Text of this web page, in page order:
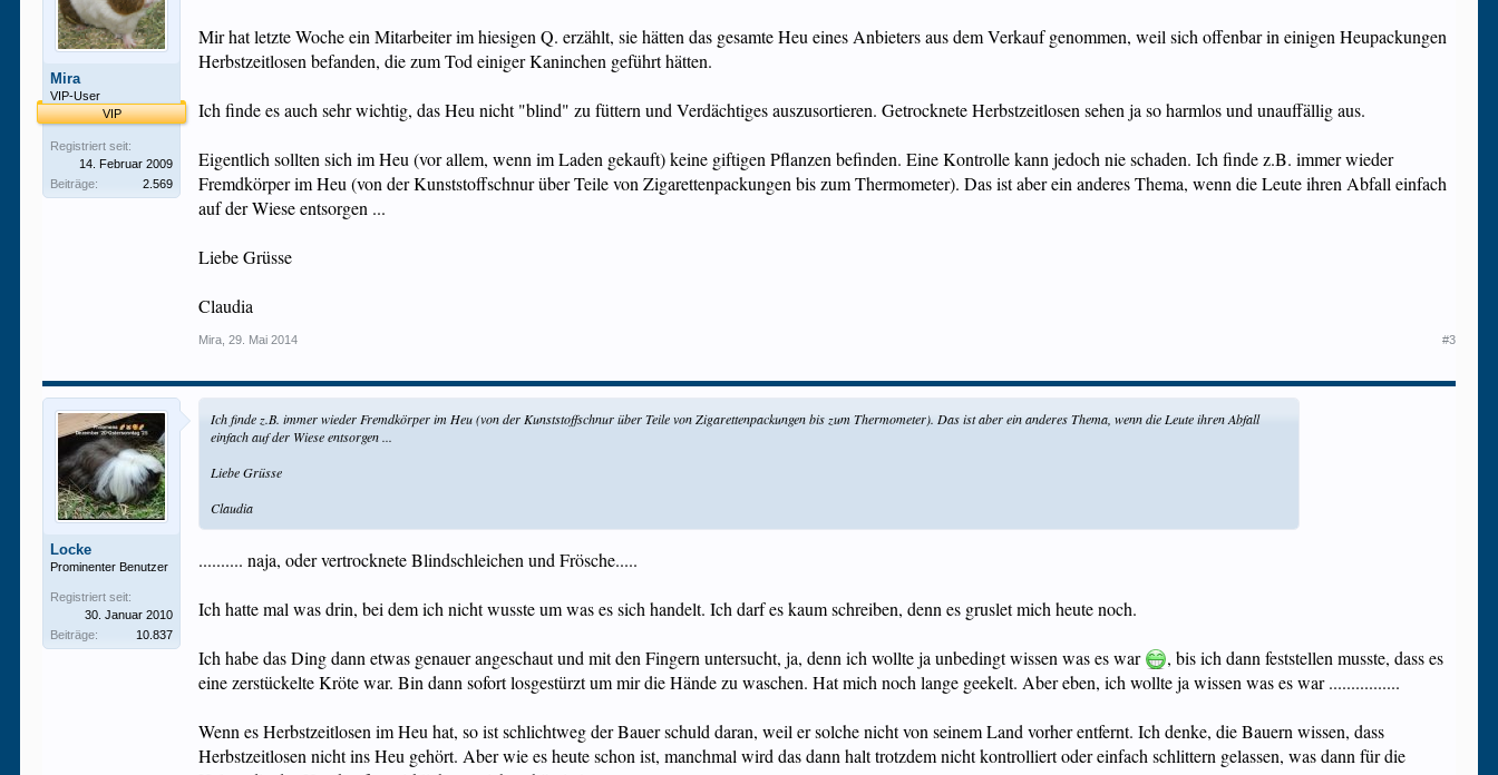
Mira
VIP-User
VIP
Registriert seit:
14. Februar 2009
Beiträge:
2.569
Mir hat letzte Woche ein Mitarbeiter im hiesigen Q. erzählt, sie hätten das gesamte Heu eines Anbieters aus dem Verkauf genommen, weil sich offenbar in einigen Heupackungen
Herbstzeitlosen befanden, die zum Tod einiger Kaninchen geführt hätten.
Ich finde es auch sehr wichtig, das Heu nicht "blind" zu füttern und Verdächtiges auszusortieren. Getrocknete Herbstzeitlosen sehen ja so harmlos und unauffällig aus.
Eigentlich sollten sich im Heu (vor allem, wenn im Laden gekauft) keine giftigen Pflanzen befinden. Eine Kontrolle kann jedoch nie schaden. Ich finde z.B. immer wieder
Fremdkörper im Heu (von der Kunststoffschnur über Teile von Zigarettenpackungen bis zum Thermometer). Das ist aber ein anderes Thema, wenn die Leute ihren Abfall einfach
auf der Wiese entsorgen ...
Liebe Grüsse
Claudia
Mira 29. Mai 2014 #3
Locke
Prominenter Benutzer
Registriert seit:
30. Januar 2010
Beiträge:
10.837
Ich finde z.B. immer wieder Fremdkörper im Heu (von der Kunststoffschnur über Teile von Zigarettenpackungen bis zum Thermometer). Das ist aber ein anderes Thema, wenn die Leute ihren Abfall
einfach auf der Wiese entsorgen ...
Liebe Grüsse
Claudia
.......... naja, oder vertrocknete Blindschleichen und Frösche.....
Ich hatte mal was drin, bei dem ich nicht wusste um was es sich handelt. Ich darf es kaum schreiben, denn es gruslet mich heute noch.
Ich habe das Ding dann etwas genauer angeschaut und mit den Fingern untersucht, ja, denn ich wollte ja unbedingt wissen was es war
, bis ich dann feststellen musste, dass es
eine zerstückelte Kröte war. Bin dann sofort losgestürzt um mir die Hände zu waschen. Hat mich noch lange geekelt. Aber eben, ich wollte ja wissen was es war ................
Wenn es Herbstzeitlosen im Heu hat, so ist schlichtweg der Bauer schuld daran, weil er solche nicht von seinem Land vorher entfernt. Ich denke, die Bauern wissen, dass
Herbstzeitlosen nicht ins Heu gehört. Aber wie es heute schon ist, manchmal wird das dann halt trotzdem nicht kontrolliert oder einfach schlittern gelassen, was dann für die